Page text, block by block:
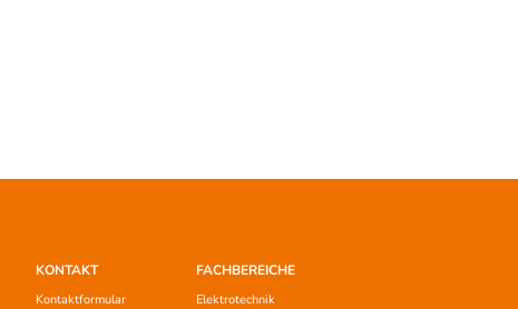
KONTAKT
Kontaktformular
FACHBEREICHE
Elektrotechnik